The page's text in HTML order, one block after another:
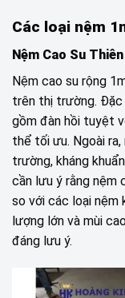
Các loại nệm
Nệm Cao Su
Nệm cao su rộng
trên thị trường. Đặc
gồm đàn hồi tuyệt
thể tối ưu. Ngoài
trường, kháng
cần lưu ý rằng nệm
so với các loại nệm
lượng lớn và mùi
đáng lưu ý.